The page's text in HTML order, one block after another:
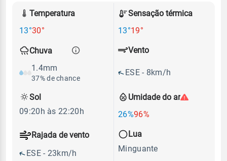
Temperatura
13°30°
Sensação térmica
13°19°
Chuva
1.4mm
37% de chance
Umidade do ar
26%96%
Vento
ESE - 8km/h
Rajada de vento
ESE - 23km/h
Sol
09:20h às 22:20h
Lua
Minguante